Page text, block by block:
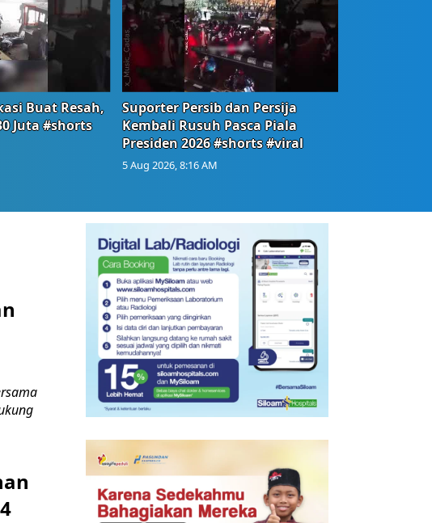
Buat Resah,
Juta #shorts
Suporter Persib dan Persija
Kembali Rusuh Pasca Piala
Presiden 2026 #shorts #viral
5 Aug 2026, 8:16 AM